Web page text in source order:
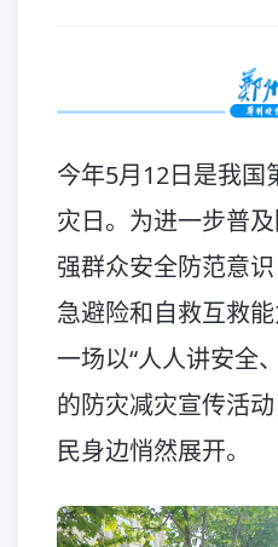
今年5月12日是我国
灾日。为进一步普
强群众安全防范意
急避险和自救互救能
一场以“人人讲安全
的防灾减灾宣传活
民身边悄然展开。